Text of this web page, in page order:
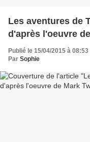
Les aventures de
d'après l'oeuvre
Publié le 15/04/2015 à 08:53
Par Sophie